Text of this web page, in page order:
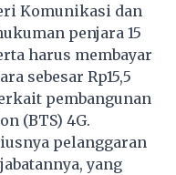
Komunikasi dan
penjara 15
harus membayar
sebesar Rp15,5
pembangunan
(BTS) 4G.
pelanggaran
yang